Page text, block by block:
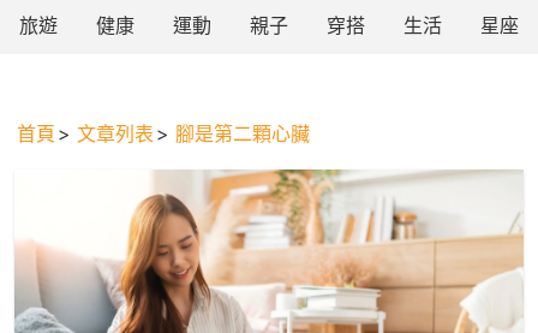
旅遊 健康 運動 親子 穿搭 生活 星座
首頁 文章列表 腳是第二顆心臟